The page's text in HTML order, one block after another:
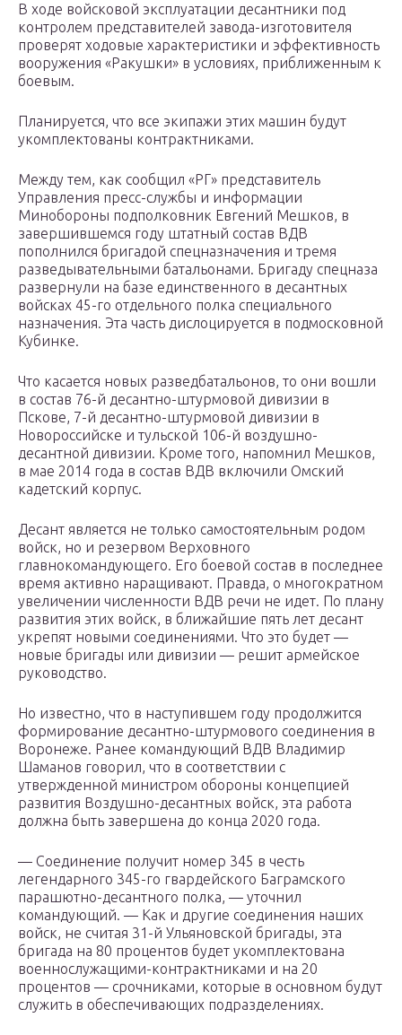
В ходе войсковой эксплуатации десантники под
контролем представителей завода-изготовителя
проверят ходовые характеристики и эффективность
вооружения «Ракушки» в условиях, приближенным к
боевым.
Планируется, что все экипажи этих машин будут
укомплектованы контрактниками.
Между тем, как сообщил «РГ» представитель
Управления пресс-службы и информации
Минобороны подполковник Евгений Мешков, в
завершившемся году штатный состав ВДВ
пополнился бригадой спецназначения и тремя
разведывательными батальонами. Бригаду спецназа
развернули на базе единственного в десантных
войсках 45-го отдельного полка специального
назначения. Эта часть дислоцируется в подмосковной
Кубинке.
Что касается новых разведбатальонов, то они вошли
в состав 76-й десантно-штурмовой дивизии в
Пскове, 7-й десантно-штурмовой дивизии в
Новороссийске и тульской 106-й воздушно-
десантной дивизии. Кроме того, напомнил Мешков,
в мае 2014 года в состав ВДВ включили Омский
кадетский корпус.
Десант является не только самостоятельным родом
войск, но и резервом Верховного
главнокомандующего. Его боевой состав в последнее
время активно наращивают. Правда, о многократном
увеличении численности ВДВ речи не идет. По плану
развития этих войск, в ближайшие пять лет десант
укрепят новыми соединениями. Что это будет —
новые бригады или дивизии — решит армейское
руководство.
Но известно, что в наступившем году продолжится
формирование десантно-штурмового соединения в
Воронеже. Ранее командующий ВДВ Владимир
Шаманов говорил, что в соответствии с
утвержденной министром обороны концепцией
развития Воздушно-десантных войск, эта работа
должна быть завершена до конца 2020 года.
— Соединение получит номер 345 в честь
легендарного 345-го гвардейского Баграмского
парашютно-десантного полка, — уточнил
командующий. — Как и другие соединения наших
войск, не считая 31-й Ульяновской бригады, эта
бригада на 80 процентов будет укомплектована
военнослужащими-контрактниками и на 20
процентов — срочниками, которые в основном будут
служить в обеспечивающих подразделениях.